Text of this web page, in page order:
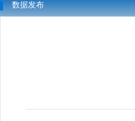
数据发布